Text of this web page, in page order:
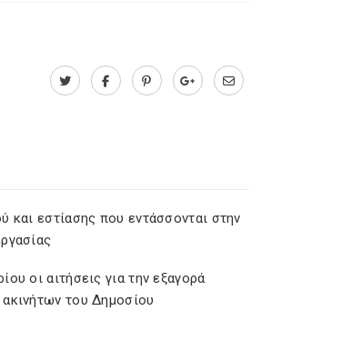
και εστίασης που εντάσσονται στην
οι αιτήσεις για την εξαγορά
του Δημοσίου